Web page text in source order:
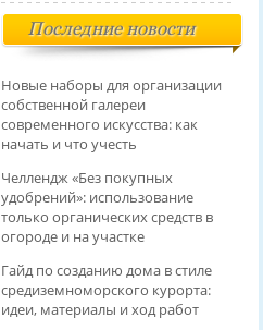
Последние новости
Новые наборы для организации
собственной галереи
современного искусства: как
начать и что учесть
Челлендж «Без покупных
удобрений»: использование
только органических средств в
огороде и на участке
Гайд по созданию дома в стиле
средиземноморского курорта:
идеи, материалы и ход работ